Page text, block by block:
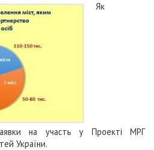
Як
на участь у Проекті МРГ
України.